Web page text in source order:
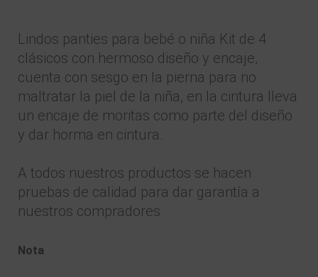
Lindos panties para bebé o niña Kit de 4
clásicos con hermoso diseño y encaje,
cuenta con sesgo en la pierna para no
maltratar la piel de la niña, en la cintura lleva
un encaje de moritas como parte del diseño
y dar horma en cintura.
A todos nuestros productos se hacen
pruebas de calidad para dar garantía a
nuestros compradores
Nota